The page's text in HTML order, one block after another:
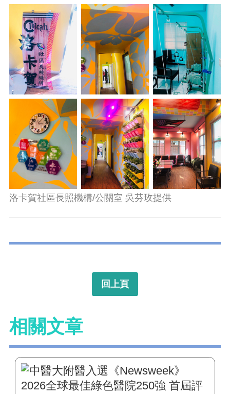
洛卡賀社區長照機構/公關室 吳芬玫提供
回上頁
相關文章